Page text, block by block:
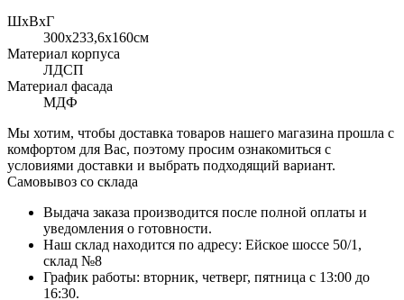
ШхВхГ
300x233,6х160см
Материал корпуса
ЛДСП
Материал фасада
МДФ
Мы хотим, чтобы доставка товаров нашего магазина прошла с
комфортом для Вас, поэтому просим ознакомиться с
условиями доставки и выбрать подходящий вариант.
Самовывоз со склада
Выдача заказа производится после полной оплаты и
уведомления о готовности.
Наш склад находится по адресу: Ейское шоссе 50/1,
склад №8
График работы: вторник, четверг, пятница с 13:00 до
16:30.